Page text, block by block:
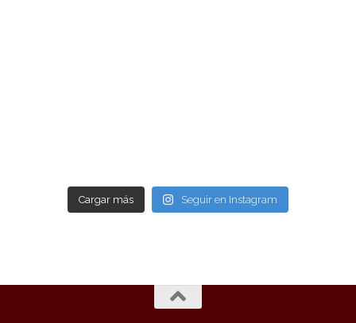
Cargar más Seguir en Instagram